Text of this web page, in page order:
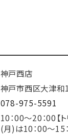
神戸西店
神戸市西区大津
078-975-5591
10：00～20：00【
(月)は10：00～15